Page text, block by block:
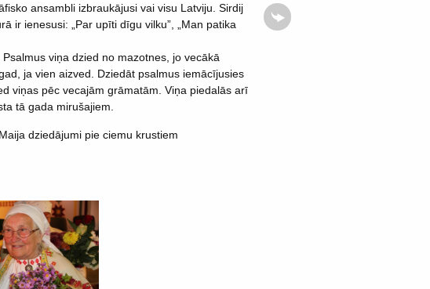
ansambli izbraukājusi vai visu Latviju. Sirdij
ir ienesusi: „Par upīti dīgu vilku”, „Man patika
viņa dzied no mazotnes, jo vecākā
ja vien aizved. Dziedāt psalmus iemācījusies
viņas pēc vecajām grāmatām. Viņa piedalās arī
tā gada mirušajiem.
dziedājumi pie ciemu krustiem